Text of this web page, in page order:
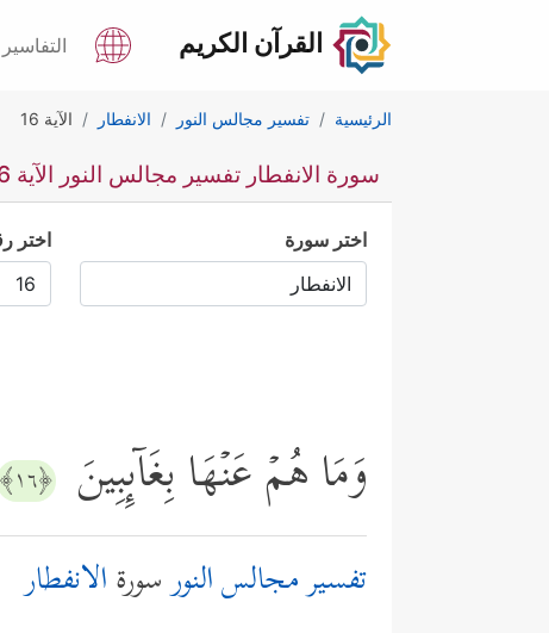
القرآن الكريم التفاسير
الرئيسية تفسير مجالس النور الانفطار الآية 16
سورة الانفطار تفسير مجالس النور الآية 16
اختر سورة اختر
وَمَا هُمۡ عَنۡهَا بِغَاۤىِٕبِینَ ﴿١٦﴾
تفسير مجالس النورسورةالانفطار